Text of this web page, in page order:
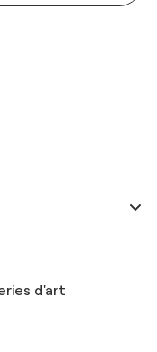
d'art